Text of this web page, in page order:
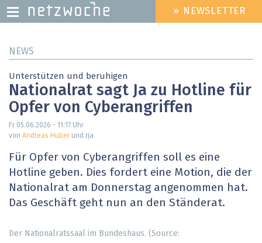
zum
HEADER
MENU
» NEWSLETTER
NEWS
Unterstützen und beruhigen
Nationalrat sagt Ja zu Hotline für
Opfer von Cyberangriffen
Fr 05.06.2026 - 11:17 Uhr
von Andreas Huberund rja
Für Opfer von Cyberangriffen soll es eine
Hotline geben. Dies fordert eine Motion, die der
Nationalrat am Donnerstag angenommen hat.
Das Geschäft geht nun an den Ständerat.
Der Nationalratssaal im Bundeshaus. (Source: